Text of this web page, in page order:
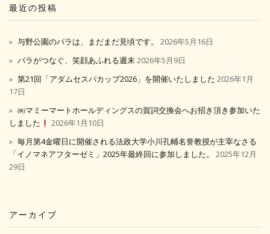
最近の投稿
与野公園のバラは、まだまだ見頃です。
2026年5月16日
バラがつなぐ、笑顔あふれる週末2026年5月9日
第21回「アダムセスパカップ2026」を開催いたしました 2026年1月
17日
㈱マミーマートホールディングスの賀詞交換会へお招き頂き参加いた
しました
2026年1月10日
毎月第4金曜日に開催される法政大学小川孔輔名誉教授が主宰なさる
「イノマネアフターゼミ」2025年最終回に参加しました。
2025年12月
29日
アーカイブ